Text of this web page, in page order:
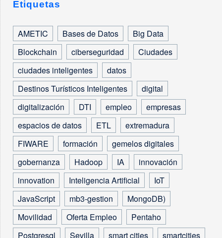
Etiquetas
AMETIC Bases de Datos
Big Data
Blockchain
ciberseguridad
Ciudades
ciudades inteligentes
datos
Destinos Turísticos Inteligentes
digital
digitalización
DTI empleo
empresas
espacios de datos
ETL
extremadura
FIWARE
formación
gemelos digitales
gobernanza
Hadoop IA
innovación
innovation
Inteligencia Artificial
IoT
JavaScript
mb3-gestion
MongoDB)
Movilidad
Oferta Empleo
Pentaho
Postgresql
Sevilla smart cities
smartcities